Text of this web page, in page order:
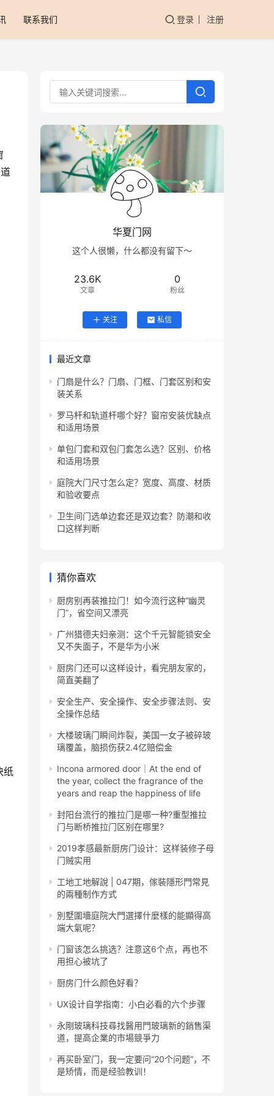
联系我们 登录 注册
纸
华夏门网
这个人很懒，什么都没有留下～
23.6K
文章
0
粉丝
关注 私信
最近文章
门扇是什么？门扇、门框、门套区别和安
装关系
罗马杆和轨道杆哪个好？窗帘安装优缺点
和适用场景
单包门套和双包门套怎么选？区别、价格
和适用场景
庭院大门尺寸怎么定？宽度、高度、材质
和验收要点
卫生间门选单边套还是双边套？防潮和收
口这样判断
猜你喜欢
厨房别再装推拉门！如今流行这种“幽灵
门”，省空间又漂亮
广州猎德夫妇亲测：这个千元智能锁安全
又不失面子，不是华为小米
厨房门还可以这样设计，看完朋友家的，
简直美翻了
安全生产、安全操作、安全步骤法则、安
全操作总结
大楼玻璃门瞬间炸裂，美国一女子被碎玻
璃覆盖，脑损伤获2.4亿赔偿金
Incona armored door｜At the end of
the year, collect the fragrance of the
years and reap the happiness of life
封阳台流行的推拉门是哪一种?重型推拉
门与断桥推拉门区别在哪里?
2019孝感最新厨房门设计：这样装修子母
门贼实用
工地工地解說 | 047期，傢裝隱形門常見
的兩種制作方式
別墅圍墻庭院大門選擇什麼樣的能顯得高
端大氣呢？
门窗该怎么挑选？注意这6个点，再也不
用担心被坑了
厨房门什么颜色好看？
UX设计自学指南：小白必看的六个步骤
永剛玻璃科技尋找醫用門玻璃新的銷售渠
道，提高企業的市場競爭力
再买卧室门，我一定要问“20个问题”，不
是矫情，而是经验教训！